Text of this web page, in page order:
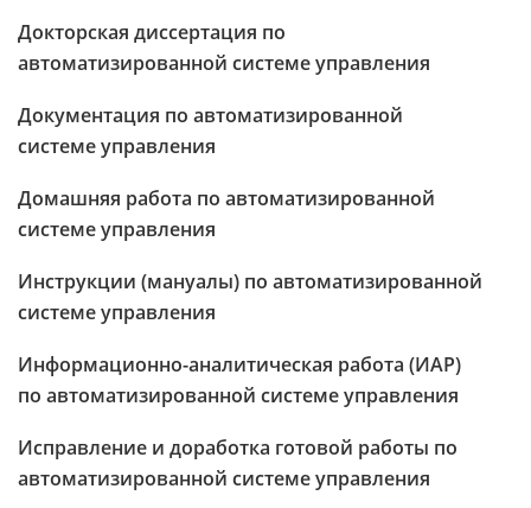
Докторская диссертация по
автоматизированной системе управления
Документация по автоматизированной
системе управления
Домашняя работа по автоматизированной
системе управления
Инструкции (мануалы) по автоматизированной
системе управления
Информационно-аналитическая работа (ИАР)
по автоматизированной системе управления
Исправление и доработка готовой работы по
автоматизированной системе управления